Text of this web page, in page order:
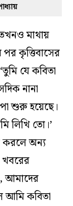
মাথায়
কৃত্তিবাসের
যে কবিতা
নানা
শুরু হয়েছে।
লিখি তো।’
করলে অন্য
খবরের
আমাদের
আমি কবিতা